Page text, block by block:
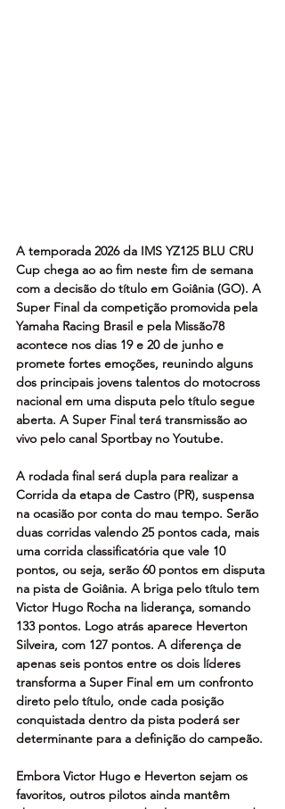
A temporada 2026 da IMS YZ125 BLU CRU
Cup chega ao ao fim neste fim de semana
com a decisão do título em Goiânia (GO). A
Super Final da competição promovida pela
Yamaha Racing Brasil e pela Missão78
acontece nos dias 19 e 20 de junho e
promete fortes emoções, reunindo alguns
dos principais jovens talentos do motocross
nacional em uma disputa pelo título segue
aberta. A Super Final terá transmissão ao
vivo pelo canal Sportbay no Youtube.
A rodada final será dupla para realizar a
Corrida da etapa de Castro (PR), suspensa
na ocasião por conta do mau tempo. Serão
duas corridas valendo 25 pontos cada, mais
uma corrida classificatória que vale 10
pontos, ou seja, serão 60 pontos em disputa
na pista de Goiânia. A briga pelo título tem
Victor Hugo Rocha na liderança, somando
133 pontos. Logo atrás aparece Heverton
Silveira, com 127 pontos. A diferença de
apenas seis pontos entre os dois líderes
transforma a Super Final em um confronto
direto pelo título, onde cada posição
conquistada dentro da pista poderá ser
determinante para a definição do campeão.
Embora Victor Hugo e Heverton sejam os
favoritos, outros pilotos ainda mantêm